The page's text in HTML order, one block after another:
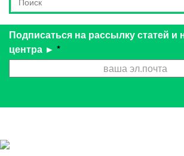
Форма поиска
Поиск
Подписаться на рассылку статей и
центра ► *